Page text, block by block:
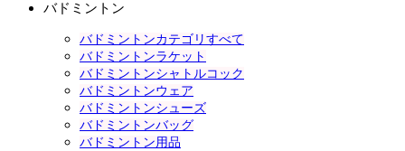
バドミントン
バドミントンカテゴリすべて
バドミントンラケット
バドミントンシャトルコック
バドミントンウェア
バドミントンシューズ
バドミントンバッグ
バドミントン用品